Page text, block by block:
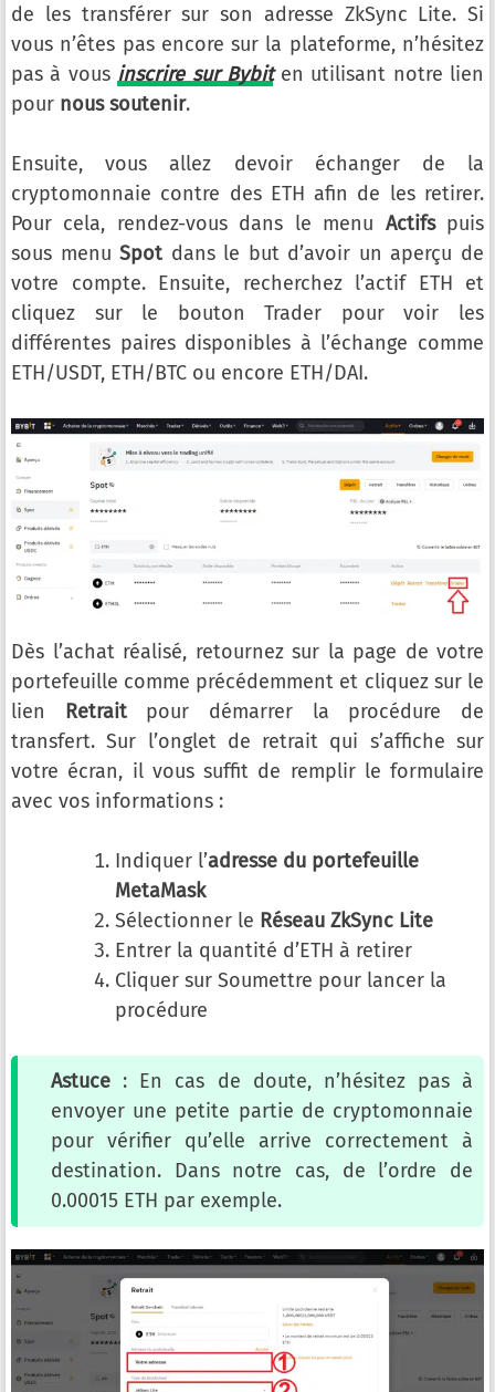
de les transférer sur son adresse ZkSync Lite. Si
vous n’êtes pas encore sur la plateforme, n’hésitez
pas à vous inscrire sur Bybiten utilisant notre lien
pour nous soutenir.
Ensuite, vous allez devoir échanger de la
cryptomonnaie contre des ETH afin de les retirer.
Pour cela, rendez-vous dans le menu Actifspuis
sous menuSpot dans le but d’avoir un aperçu de
votre compte. Ensuite, recherchez l’actif ETH et
cliquez sur le bouton Trader pour voir les
différentes paires disponibles à l’échange comme
ETH/USDT, ETH/BTC ou encore ETH/DAI.
Dès l’achat réalisé, retournez sur la page de votre
portefeuille comme précédemment et cliquez sur le
lien
Retraitpour démarrer la procédure de
transfert. Sur l’onglet de retrait qui s’affiche sur
votre écran, il vous suffit de remplir le formulaire
avec vos informations :
Indiquer l’adresse du portefeuille
MetaMask
Sélectionner le Réseau ZkSync Lite
Entrer la quantité d’ETH à retirer
Cliquer sur Soumettre pour lancer la
procédure
Astuce : En cas de doute, n’hésitez pas à
envoyer une petite partie de cryptomonnaie
pour vérifier qu’elle arrive correctement à
destination. Dans notre cas, de l’ordre de
0.00015 ETH par exemple.